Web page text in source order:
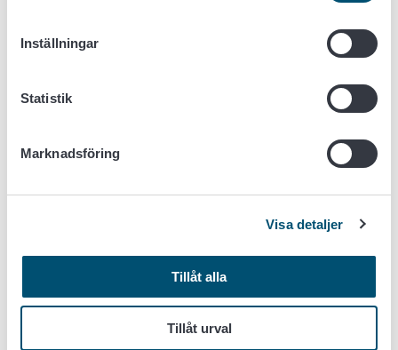
Inställningar
Statistik
Marknadsföring
Visa detaljer
Tillåt alla
Tillåt urval
Johanna Boberg (SLU)
Micael Wendell (VKM)
Finansiering
Jord- och Skogsbruksministeriet, Livsmedelsverket, SLU,